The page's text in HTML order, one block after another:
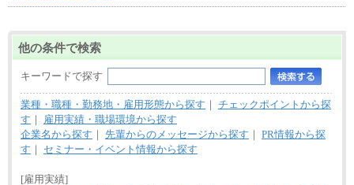
他の条件で検索
キーワードで探す
業種・職種・勤務地・雇用形態から探す ｜ チェックポイントから探
す ｜
雇用実績・職場環境から探す
企業名から探す ｜ 先輩からのメッセージから探す ｜ PR情報から探
す ｜ セミナー・イベント情報から探す
[雇用実績]